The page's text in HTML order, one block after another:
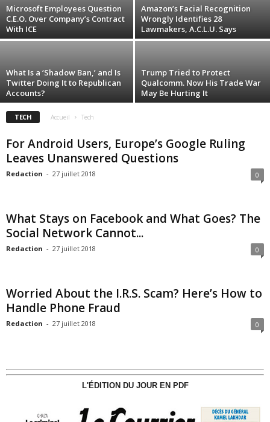
Microsoft Employees Question
C.E.O. Over Company’s Contract
With ICE
Amazon’s Facial Recognition
Wrongly Identifies 28
Lawmakers, A.C.L.U. Says
What Is a ‘Shadow Ban,’ and Is
Twitter Doing It to Republican
Accounts?
Trump Tried to Protect
Qualcomm. Now His Trade War
May Be Hurting It
TECH Accueil Tech
For Android Users, Europe’s Google Ruling
Leaves Unanswered Questions
Redaction - 27 juillet 2018 0
What Stays on Facebook and What Goes? The
Social Network Cannot...
Redaction - 27 juillet 2018 0
Worried About the I.R.S. Scam? Here’s How to
Handle Phone Fraud
Redaction - 27 juillet 2018 0
L'ÉDITION DU JOUR EN PDF